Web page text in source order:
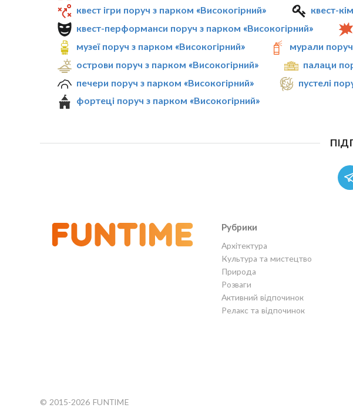
квест ігри поруч з парком «Високогірний»
квест-
квест-перформанси поруч з парком «Високогірний»
музеї поруч з парком «Високогірний»
мурали
острови поруч з парком «Високогірний»
палаци
печери поруч з парком «Високогірний»
пустелі
фортеці поруч з парком «Високогірний»
Рубрики
Архітектура
Культура та мистецтво
Природа
Розваги
Активний відпочинок
Релакс та відпочинок
© 2015-2026 FUNTIME